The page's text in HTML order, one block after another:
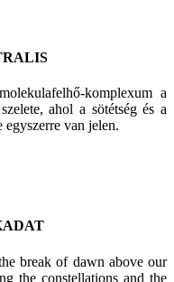
komplexum a
ahol a sötétség és a
egyszerre van jelen.
break of dawn above our
the constellations and the